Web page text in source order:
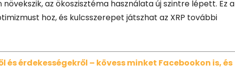
növekszik, az ökoszisztéma használata új szintre lépett. Ez a
hoz, és kulcsszerepet játszhat az XRP további
és érdekességekről – kövess minket Facebookon is, és